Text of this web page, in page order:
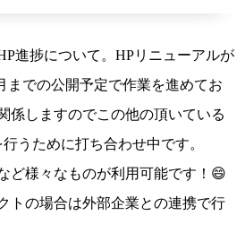
進捗について。HPリニューアルが
までの公開予定で作業を進めてお
係しますのでこの他の頂いている
うために打ち合わせ中です。
ど様々なものが利用可能です！😄
トの場合は外部企業との連携で行